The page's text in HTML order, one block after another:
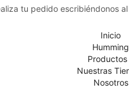
tu pedido escribiéndonos
Inicio
Humming
Productos
Nuestras
Nosotros